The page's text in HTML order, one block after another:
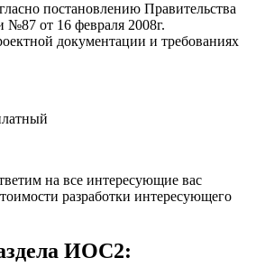
постановлению Правительства
№87 от 16 февраля 2008г.
документации и требованиях
на все интересующие вас
разработки интересующего
ИОС2: